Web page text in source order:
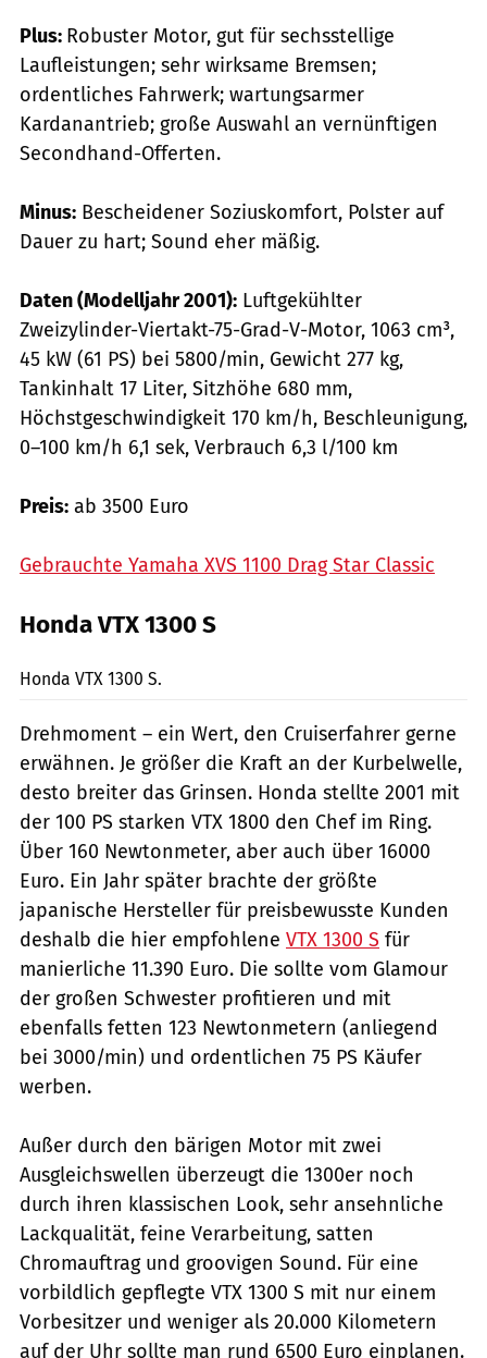
Plus: Robuster Motor, gut für sechsstellige
Laufleistungen; sehr wirksame Bremsen;
ordentliches Fahrwerk; wartungsarmer
Kardanantrieb; große Auswahl an vernünfti­gen
Secondhand-Offerten.
Minus: Bescheidener Soziuskomfort, Polster auf
Dauer zu hart; Sound eher mäßig.
Daten (Modelljahr 2001): Luftgekühlter
Zweizylinder-Viertakt-75-Grad-V-Motor, 1063 cm³,
45 kW (61 PS) bei 5800/min, Gewicht 277 kg,
Tankinhalt 17 Liter, Sitzhöhe 680 mm,
Höchstgeschwindigkeit 170 km/h, Beschleunigung,
0–100 km/h 6,1 sek, Verbrauch 6,3 l/100 km
Preis: ab 3500 Euro
Gebrauchte Yamaha XVS 1100 Drag Star Classic
Honda VTX 1300 S
Honda VTX 1300 S.
Drehmoment – ein Wert, den Cruiserfahrer gerne
erwähnen. Je größer die Kraft an der Kurbelwelle,
desto breiter das Grinsen. Honda stellte 2001 mit
der 100 PS starken VTX 1800 den Chef im Ring.
Über 160 Newtonmeter, aber auch über 16000
Euro. Ein Jahr später brachte der größte
japanische Hersteller für preisbewusste Kunden
deshalb die hier empfohlene VTX 1300 S für
manierliche 11.390 Euro. Die sollte vom Glamour
der gro­ßen Schwester profitieren und mit
ebenfalls fetten 123 Newtonmetern (anliegend
bei 3000/min) und ordentlichen 75 PS Käufer
werben.
Außer durch den bärigen Motor mit zwei
Ausgleichswellen überzeugt die 1300er noch
durch ihren klassischen Look, sehr ansehnliche
Lackqualität, feine Verarbeitung, satten
Chromauftrag und groovigen Sound. Für eine
vorbildlich gepflegte VTX 1300 S mit nur einem
Vorbesitzer und weniger als 20.000 Kilometern
auf der Uhr sollte man rund 6500 Euro einplanen.